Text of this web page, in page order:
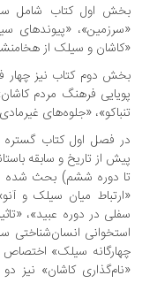
اول کتاب شامل سه فصل
«پیوندهای سیلک
و سیلک از هخامنشی به
دوم کتاب نیز چهار فصل به
فرهنگ مردم کاشان»،
«جلوه‌های غیرمادی
فصل اول کتاب گستره
از تاریخ و سابقه باستانی و
دوره ششم) بحث شده است.
میان سیلک و آنو»،
در دوره عبید»، «تاثیر
انسان‌شناختی سیلک»
سیلک» اختصاص پیدا
کاشان» نیز دو